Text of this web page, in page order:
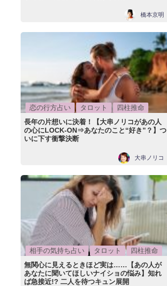
橋本京明
恋の行方占い タロット
四柱推命
長年の片想いに決着！【大串ノリコがあの人
の心にLOCK-ON⇒あなたのこと“好き”？】つ
いに下す衝撃決断
大串ノリコ
相手の気持ち占い タロット
四柱推命
無関心に見えるときほど実は……【あの人が
あなたに聞いてほしいナイショの悩み】知れ
ば急接近!? 二人を待つキュン展開